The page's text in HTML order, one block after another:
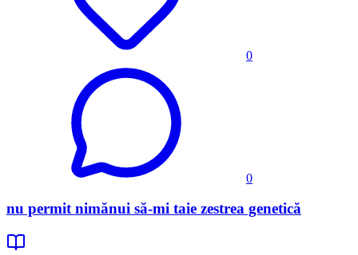
0
0
nu permit nimănui să-mi taie zestrea genetică